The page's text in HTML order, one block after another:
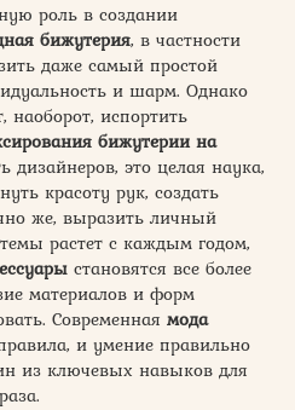
роль в создании
бижутерия, в частности
даже самый простой
и шарм. Однако
наоборот, испортить
бижутерии на
дизайнеров, это целая наука,
красоту рук, создать
же, выразить личный
растет с каждым годом,
становятся все более
материалов и форм
Современная мода
и умение правильно
из ключевых навыков для